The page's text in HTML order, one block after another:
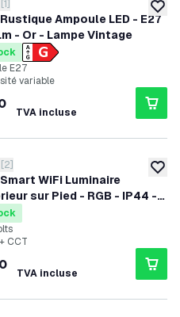
Ampoule LED - E27
- Or - Lampe Vintage
le tiroir des avis
notation
[1]
E27
variable
TVA incluse
WiFi Luminaire
sur Pied - RGB - IP44 -
l'emploi - Bluetooth Mesh
le tiroir des avis
notation
[2]
CCT
TVA incluse